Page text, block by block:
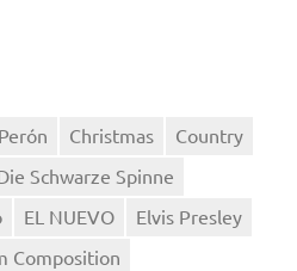
Christmas
Country
Schwarze Spinne
EL NUEVO
Elvis Presley
Composition